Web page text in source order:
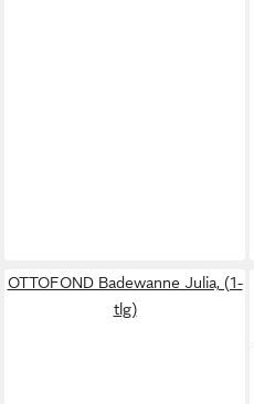
OTTOFOND Badewanne Julia, (1-
tlg)